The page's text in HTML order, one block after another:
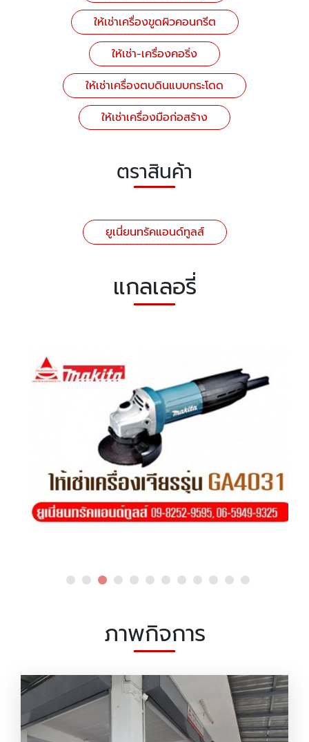
ให้เช่าเครื่องขูดผิวคอนกรีต
ให้เช่า-เครื่องคอริ่ง
ให้เช่าเครื่องตบดินแบบกระโดด
ให้เช่าเครื่องมือก่อสร้าง
ตราสินค้า
ยูเนี่ยนทรัคแอนด์ทูลส์
แกลเลอรี่
ภาพกิจการ